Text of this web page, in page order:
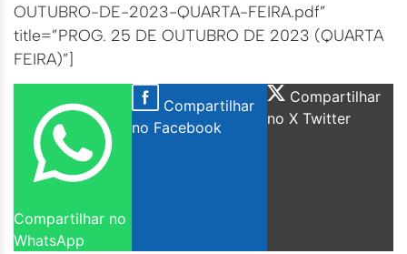
OUTUBRO-DE-2023-QUARTA-FEIRA.pdf”
title=”PROG. 25 DE OUTUBRO DE 2023 (QUARTA
FEIRA)”]
Compartilhar no
WhatsApp
Compartilhar
no Facebook
Compartilhar
no X Twitter